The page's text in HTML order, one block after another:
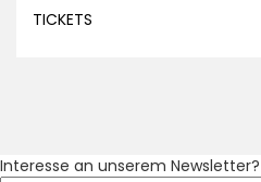
TICKETS
Interesse an unserem Newsletter?